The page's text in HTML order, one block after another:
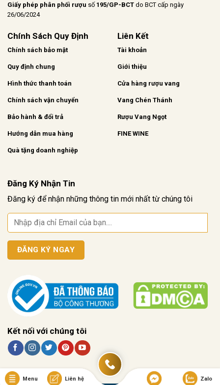
Giấy phép phân phối rượu số 195/GP-BCT do BCT cấp ngày
26/06/2024
Chính Sách Quy Định
Chính sách bảo mật
Quy định chung
Hình thức thanh toán
Chính sách vận chuyển
Bảo hành & đổi trả
Hướng dẫn mua hàng
Quà tặng doanh nghiệp
Liên Kết
Tài khoản
Giới thiệu
Cửa hàng rượu vang
Vang Chén Thánh
Rượu Vang Ngọt
FINE WINE
Đăng Ký Nhận Tin
Đăng ký để nhận những thông tin mới nhất từ chúng tôi
Kết nối với chúng tôi
Menu Liên hệ Zalo